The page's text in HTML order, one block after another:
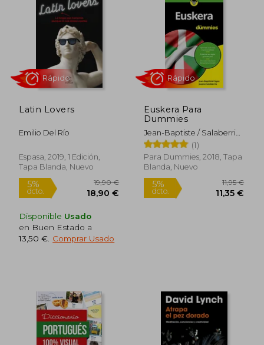
5%
dcto.
Latin Lovers
Emilio Del Río
Espasa, 2019, 1 Edición,
Tapa Blanda, Nuevo
Disponible Usado
en Buen Estado a
13,50 € Comprar Usado
Euskera Para
Dummies
Jean-Baptiste / Salaberria,
Jasone Coyos(1)
Para Dummies, 2018, Tapa
Blanda, Nuevo